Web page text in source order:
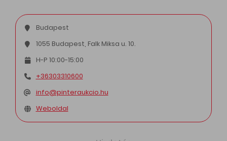
Budapest
1055 Budapest, Falk Miksa u. 10.
H-P 10:00-15:00
+36303310600
info@pinteraukcio.hu
Weboldal